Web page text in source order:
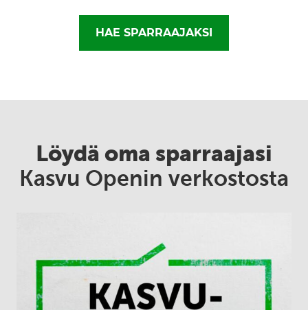
HAE SPARRAAJAKSI
Löydä oma sparraajasi
Kasvu Openin verkostosta